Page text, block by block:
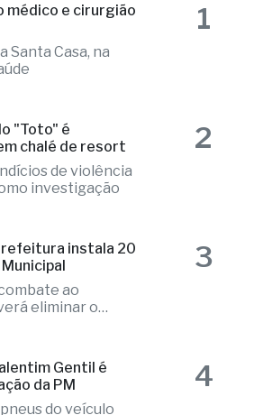
médico e cirurgião
Santa Casa, na
1
"Toto" é
chalé de resort
de violência
investigação
2
instala 20
ao
eliminar o
3
Gentil é
da PM
do veículo
4